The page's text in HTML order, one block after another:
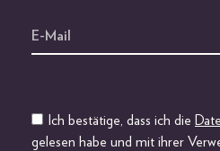
Ich bestätige, dass ich die
gelesen habe und mit ihrer